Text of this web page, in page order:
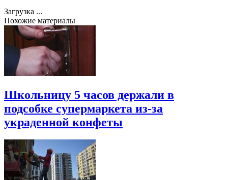
Загрузка ...
Похожие материалы
Школьницу 5 часов держали в
подсобке супермаркета из-за
украденной конфеты